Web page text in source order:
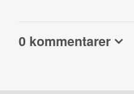
0 kommentarer